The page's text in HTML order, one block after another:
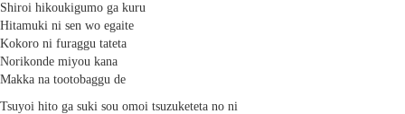
Shiroi hikoukigumo ga kuru
Hitamuki ni sen wo egaite
Kokoro ni furaggu tateta
Norikonde miyou kana
Makka na tootobaggu de
Tsuyoi hito ga suki sou omoi tsuzuketeta no ni